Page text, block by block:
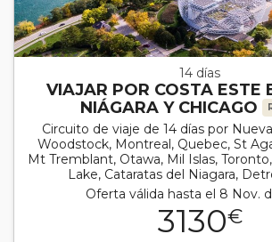
14 días
VIAJAR POR COSTA ESTE
NIÁGARA Y CHICAGO
Circuito de viaje de 14 días por
Woodstock, Montreal, Quebec, St
Mt Tremblant, Otawa, Mil Islas,
Lake, Cataratas del Niagara,
Oferta válida hasta el 8 Nov.
3130€